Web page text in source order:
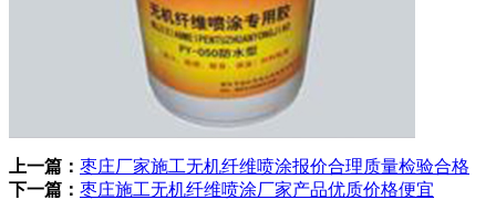
上一篇： 枣庄厂家施工无机纤维喷涂报价合理质量检验合格
下一篇： ​枣庄施工无机纤维喷涂厂家产品优质价格便宜